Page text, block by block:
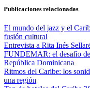
Publicaciones relacionadas
El mundo del jazz y el
fusión cultural
Entrevista a Rita Inés
FUNDEMAR: el desafío
República Dominicana
Ritmos del Caribe: los
una región